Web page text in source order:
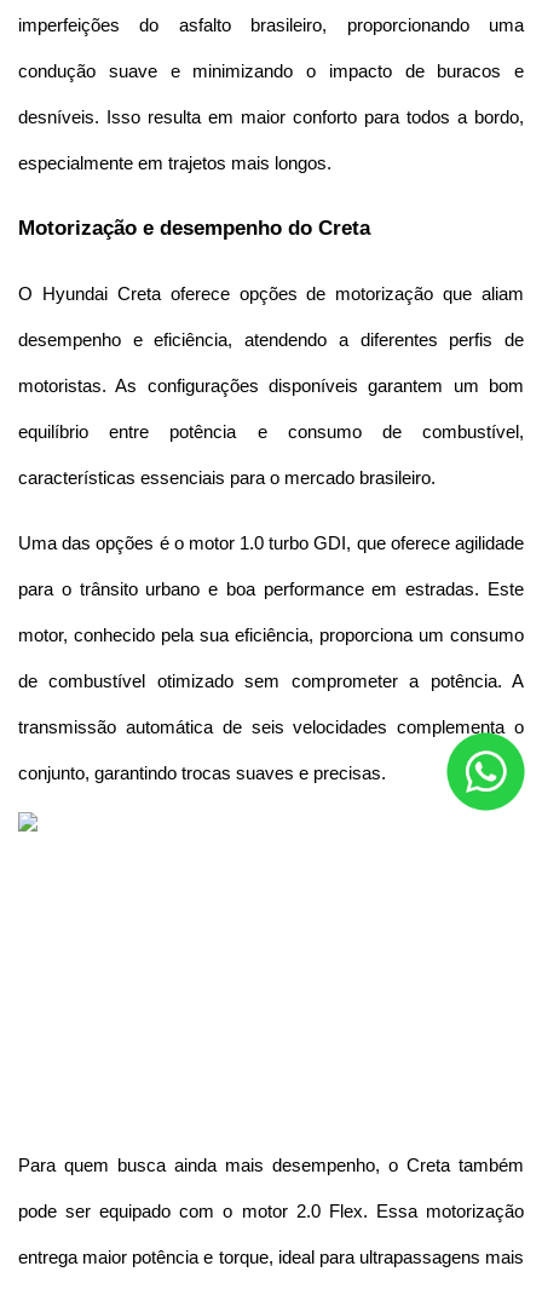
imperfeições do asfalto brasileiro, proporcionando uma
condução suave e minimizando o impacto de buracos e
desníveis. Isso resulta em maior conforto para todos a bordo,
especialmente em trajetos mais longos.
Motorização e desempenho do Creta
O Hyundai Creta oferece opções de motorização que aliam
desempenho e eficiência, atendendo a diferentes perfis de
motoristas. As configurações disponíveis garantem um bom
equilíbrio entre potência e consumo de combustível,
características essenciais para o mercado brasileiro.
Uma das opções é o motor 1.0 turbo GDI, que oferece agilidade
para o trânsito urbano e boa performance em estradas. Este
motor, conhecido pela sua eficiência, proporciona um consumo
de combustível otimizado sem comprometer a potência. A
transmissão automática de seis velocidades complementa o
conjunto, garantindo trocas suaves e precisas.
Para quem busca ainda mais desempenho, o Creta também
pode ser equipado com o motor 2.0 Flex. Essa motorização
entrega maior potência e torque, ideal para ultrapassagens mais